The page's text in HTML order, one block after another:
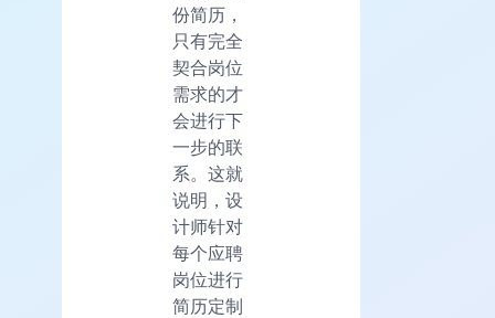
份简历，
只有完全
契合岗位
需求的才
会进行下
一步的联
系。这就
说明，设
计师针对
每个应聘
岗位进行
简历定制